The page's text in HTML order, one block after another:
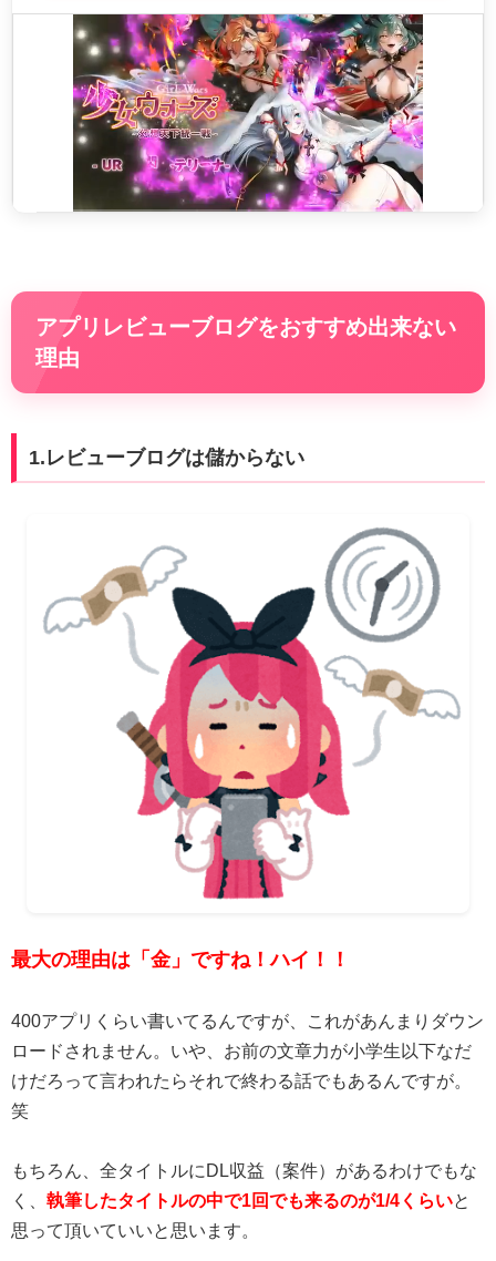
アプリレビューブログをおすすめ出来ない
理由
1.レビューブログは儲からない
最大の理由は「金」ですね！ハイ！！
400アプリくらい書いてるんですが、これがあんまりダウン
ロードされません。いや、お前の文章力が小学生以下なだ
けだろって言われたらそれで終わる話でもあるんですが。
笑
もちろん、全タイトルにDL収益（案件）があるわけでもな
く、 執筆したタイトルの中で1回でも来るのが1/4くらいと
思って頂いていいと思います。